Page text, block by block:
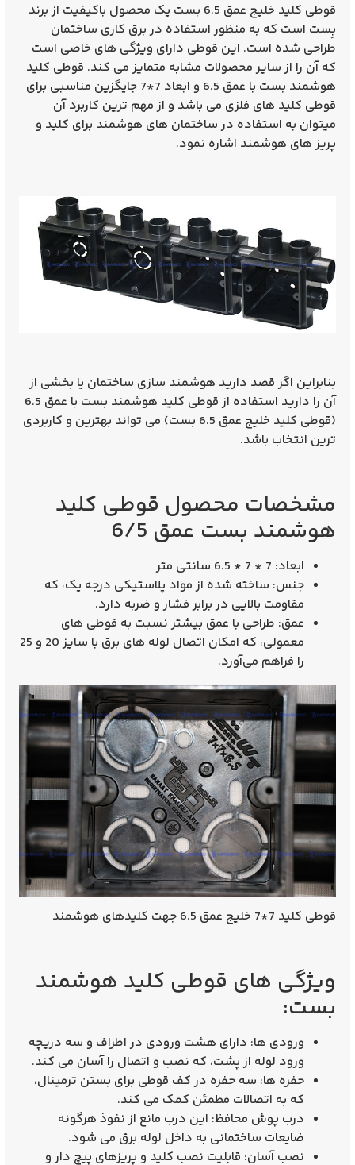
قوطی کلید خلیج عمق 6.5 بست
یک محصول باکیفیت از برند
بِست است که به‌ منظور استفاده در برق کاری ساختمان
طراحی شده است. این قوطی دارای ویژگی‌ های خاصی است
که آن را از سایر محصولات مشابه متمایز می‌ کند. قوطی کلید
هوشمند بست با عمق 6.5 و ابعاد 7*7
جایگزین مناسبی برای
قوطی کلید های فلزی می باشد و از مهم ترین کاربرد آن
میتوان به استفاده در ساختمان های هوشمند برای کلید و
پریز های هوشمند اشاره نمود.
بنابراین اگر قصد دارید هوشمند سازی ساختمان یا بخشی از
آن را دارید استفاده ازقوطی کلید هوشمند بست با عمق 6.5
(قوطی کلید خلیج عمق 6.5 بست)
می تواند بهترین و کاربردی
ترین انتخاب باشد.
مشخصات محصول قوطی کلید
هوشمند بست عمق 6/5
ابعاد: 7 * 7 * 6.5 سانتی‌ متر
جنس: ساخته شده از مواد پلاستیکی درجه یک، که
مقاومت بالایی در برابر فشار و ضربه دارد.
عمق: طراحی با عمق بیشتر نسبت به قوطی‌ های
معمولی، که امکان اتصال لوله‌ های برق با سایز 20 و 25
را فراهم می‌آورد.
قوطی کلید 7*7 خلیج عمق 6.5 جهت کلیدهای هوشمند
ویژگی‌ های قوطی کلید هوشمند
بست:
ورودی‌ ها: دارای هشت ورودی در اطراف و سه دریچه
ورود لوله از پشت، که نصب و اتصال را آسان می‌ کند.
حفره‌ ها: سه حفره در کف قوطی برای بستن ترمینال،
که به اتصالات مطمئن کمک می‌ کند.
درب پوش محافظ: این درب مانع از نفوذ هرگونه
ضایعات ساختمانی به داخل لوله برق می‌ شود.
نصب آسان: قابلیت نصب کلید و پریزهای پیچ دار و